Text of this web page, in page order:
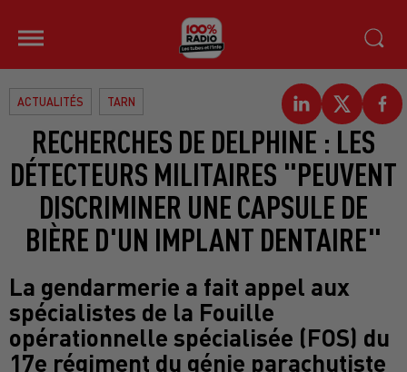
ACTUALITÉS TARN
RECHERCHES DE DELPHINE : LES
DÉTECTEURS MILITAIRES "PEUVENT
DISCRIMINER UNE CAPSULE DE
BIÈRE D'UN IMPLANT DENTAIRE"
La gendarmerie a fait appel aux
spécialistes de la Fouille
opérationnelle spécialisée (FOS) du
17e régiment du génie parachutiste